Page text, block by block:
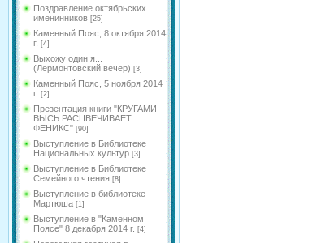
Поздравление октябрьских
именинников [25]
Каменный Пояс, 8 октября 2014
г. [4]
Выхожу один я...
(Лермонтовский вечер) [3]
Каменный Пояс, 5 ноября 2014
г. [2]
Презентация книги "КРУГАМИ
ВЫСЬ РАСЦВЕЧИВАЕТ
ФЕНИКС" [90]
Выступление в Библиотеке
Национальных культур [3]
Выступление в Библиотеке
Семейного чтения [8]
Выступление в библиотеке
Мартюша [1]
Выступление в "Каменном
Поясе" 8 декабря 2014 г. [4]